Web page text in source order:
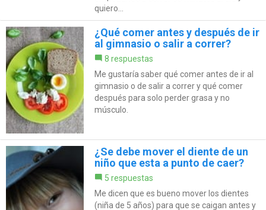
quiero...
¿Qué comer antes y después de ir
al gimnasio o salir a correr?
8 respuestas
Me gustaría saber qué comer antes de ir al
gimnasio o de salir a correr y qué comer
después para solo perder grasa y no
músculo.
¿Se debe mover el diente de un
niño que esta a punto de caer?
5 respuestas
Me dicen que es bueno mover los dientes
(niña de 5 años) para que se caigan antes y